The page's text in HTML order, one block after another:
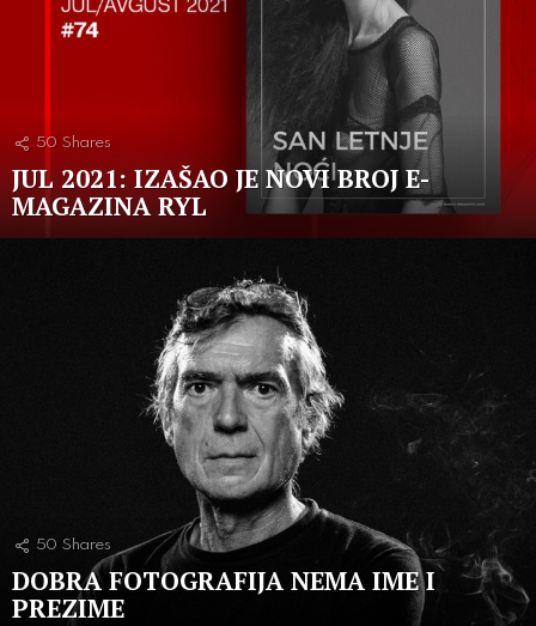
50 Shares
JUL 2021: IZAŠAO JE NOVI BROJ E-
MAGAZINA RYL
50 Shares
DOBRA FOTOGRAFIJA NEMA IME I
PREZIME